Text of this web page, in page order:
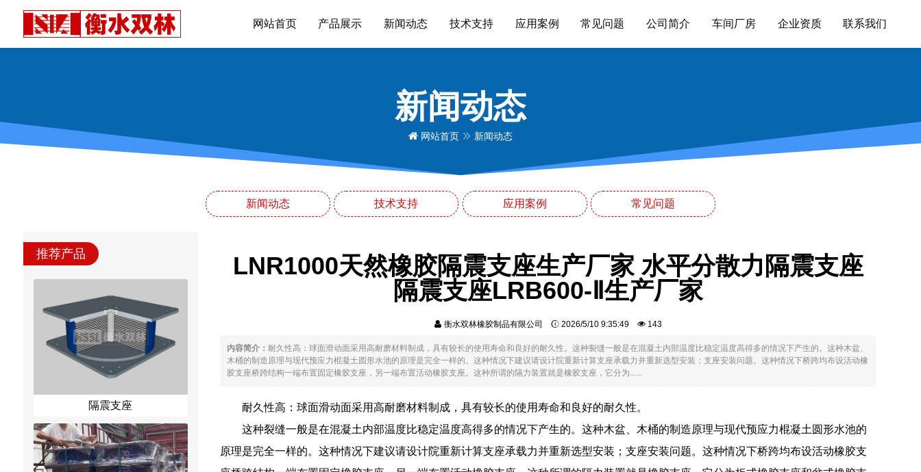
网站首页 产品展示 新闻动态 技术支持 应用案例 常见问题 公司简介 车间厂房 企业资质 联系我们
新闻动态
网站首页 新闻动态
新闻动态 技术支持 应用案例 常见问题
推荐产品
隔震支座
LNR1000天然橡胶隔震支座生产厂家 水平分散力隔震支座
隔震支座LRB600-Ⅱ生产厂家
衡水双林橡胶制品有限公司 2026/5/10 9:35:49 143
内容简介： 耐久性高：球面滑动面采用高耐磨材料制成，具有较长的使用寿命和良好的耐久性。这种裂缝一般是在混凝土内部温度比稳定温度高得多的情况下产生的。这种木盆、
木桶的制造原理与现代预应力棍凝土圆形水池的原理是完全一样的。这种情况下建议请设计院重新计算支座承载力并重新选型安装；支座安装问题。这种情况下桥跨均布设活动橡
胶支座桥跨结构一端布置固定橡胶支座，另一端布置活动橡胶支座。这种所谓的隔力装置就是橡胶支座，它分为......
耐久性高：球面滑动面采用高耐磨材料制成，具有较长的使用寿命和良好的耐久性。
这种裂缝一般是在混凝土内部温度比稳定温度高得多的情况下产生的。这种木盆、木桶的制造原理与现代预应力棍凝土圆形水池的
原理是完全一样的。这种情况下建议请设计院重新计算支座承载力并重新选型安装；支座安装问题。这种情况下桥跨均布设活动橡胶支